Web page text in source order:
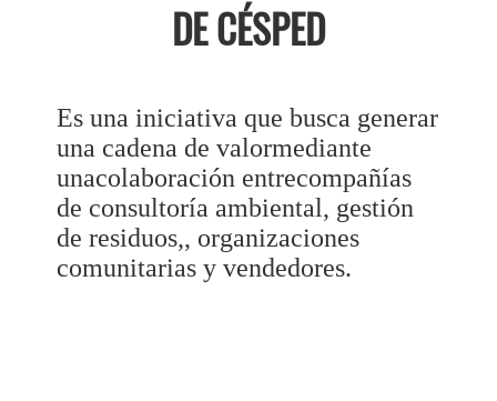
DE CÉSPED
Es una iniciativa que busca generar
una cadena de valormediante
unacolaboración entrecompañías
de consultoría ambiental, gestión
de residuos,, organizaciones
comunitarias y vendedores.